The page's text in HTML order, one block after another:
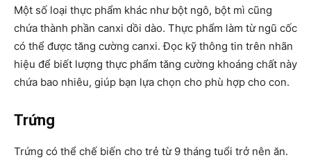
Một số loại thực phẩm khác như bột ngô, bột mì cũng
chứa thành phần canxi dồi dào. Thực phẩm làm từ ngũ cốc
có thể được tăng cường canxi. Đọc kỹ thông tin trên nhãn
hiệu để biết lượng thực phẩm tăng cường khoáng chất này
chứa bao nhiêu, giúp bạn lựa chọn cho phù hợp cho con.
Trứng
Trứng có thể chế biến cho trẻ từ 9 tháng tuổi trở nên ăn.